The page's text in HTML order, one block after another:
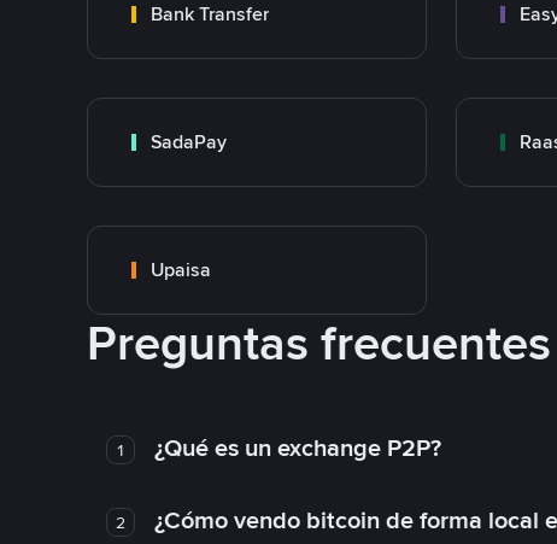
Bank Transfer
SadaPay
Upaisa
Preguntas frecuentes
1 ¿Qué es un exchange P2P?
2 ¿Cómo vendo bitcoin de forma local